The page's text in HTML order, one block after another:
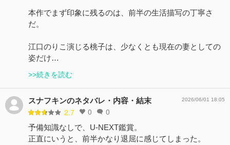
本作でまず印象に残るのは、前半の生活描写の丁寧さ
だ。
江口のりこ演じる桃子は、少なくとも現在の妻としての
姿だけ…
>>続きを読む
スナフキンのネタバレ・内容・結末
2.7 0 0
2026/06/01 18:05
予備知識なしで、U-NEXT鑑賞。
正直にいうと、前半かなり退屈に感じてしまった。